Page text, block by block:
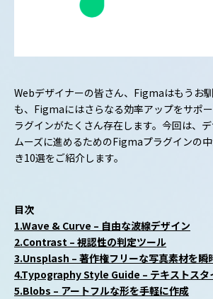
Webデザイナーの皆さん、Figmaはもうお
も、Figmaにはさらなる効率アップをサポ
ラグインがたくさん存在します。今回は、
ムーズに進めるためのFigmaプラグインの
き10選をご紹介します。
目次
1.Wave & Curve – 自由な波線デザイン
2.Contrast – 視認性の判定ツール
3.Unsplash – 著作権フリーな写真素材を瞬
4.Typography Style Guide – テキストスタ
5.Blobs – アートフルな形を手軽に作成